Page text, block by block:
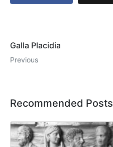
Galla Placidia
Previous
Recommended Posts